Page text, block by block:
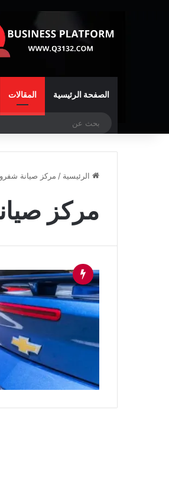
الصفحة الرئيسية المقالات
الرئيسية / مركز صيانة
مركز